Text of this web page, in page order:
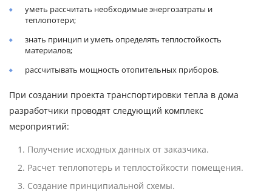
уметь рассчитать необходимые энергозатраты и
теплопотери;
знать принцип и уметь определять теплостойкость
материалов;
рассчитывать мощность отопительных приборов.
При создании проекта транспортировки тепла в дома
разработчики проводят следующий комплекс
мероприятий:
Получение исходных данных от заказчика.
Расчет теплопотерь и теплостойкости помещения.
Создание принципиальной схемы.